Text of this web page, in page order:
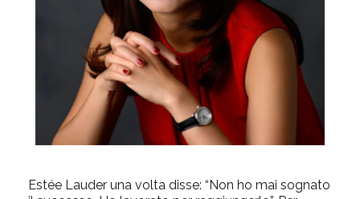
Estée Lauder una volta disse: “Non ho mai sognato